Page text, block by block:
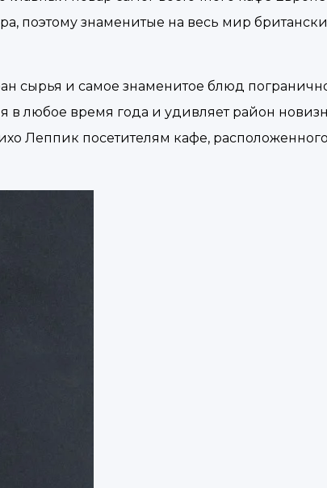
поэтому знаменитые на весь мир
сырья и самое знаменитое блюд
в любое время года и удивляет район
Леппик посетителям кафе,